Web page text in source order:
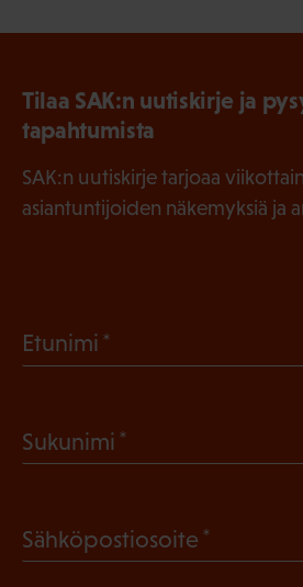
Tilaa SAK:n uutiskirje ja
tapahtumista
SAK:n uutiskirje tarjoaa
asiantuntijoiden näkemyksiä ja
Etunimi
l
Sukunimi
k
Sähköpostiosoite